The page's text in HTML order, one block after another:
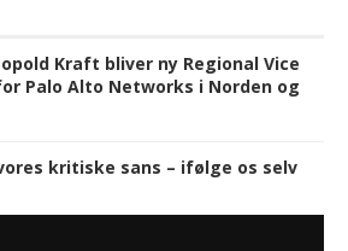
Kraft bliver ny Regional Vice
Palo Alto Networks i Norden og
kritiske sans – ifølge os selv